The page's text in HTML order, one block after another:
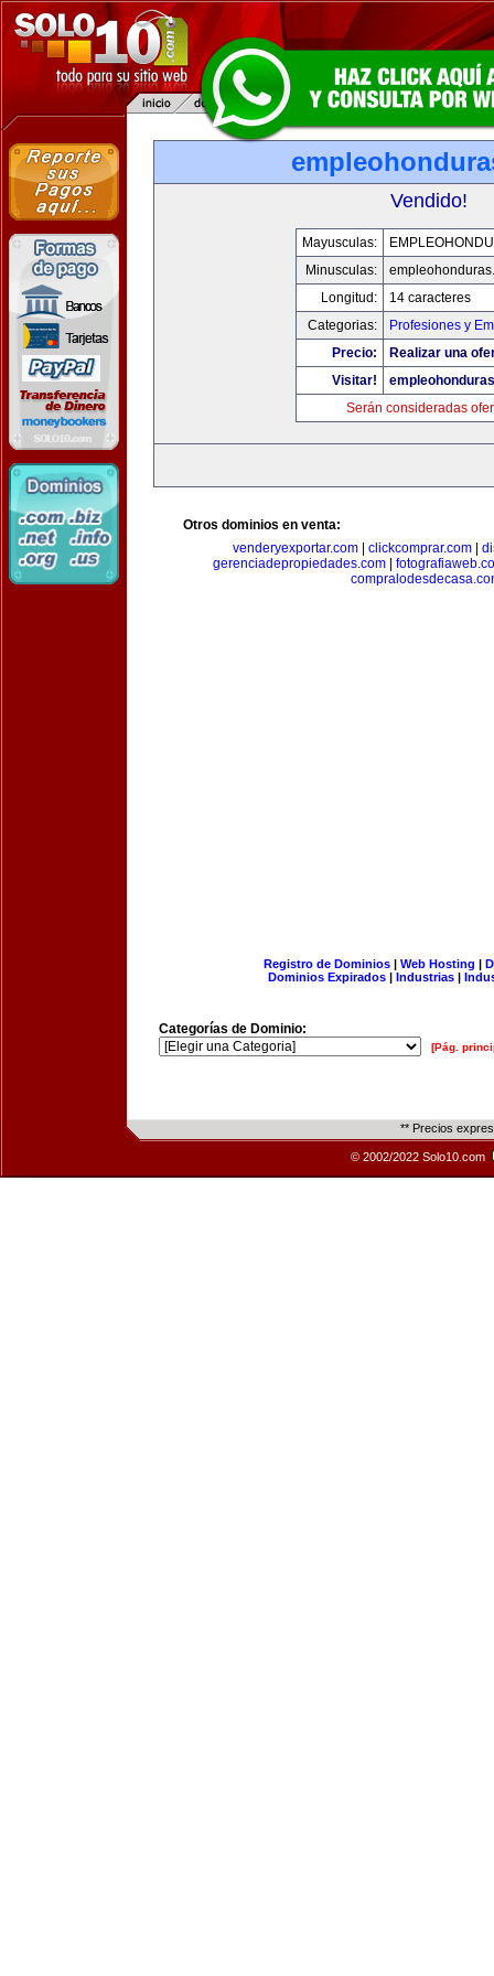
Vendido!
Mayusculas:
Minusculas:
Longitud:
14 caracteres
Categorias:
Profesiones y
Precio:
Realizar una
Visitar!
Serán consideradas
Otros dominios en venta:
venderyexportar.com
clickcomprar.com
gerenciadepropiedades.com|
Registro de Dominios| Web Hosting |
Dominios Expirados | Industrias |
Categorías de Dominio:
[Pág.
** Precios
© 2002/2022 Solo10.com